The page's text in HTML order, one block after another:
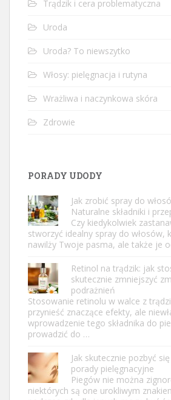
Trądzik i cera problematyczna
Uroda
Uroda? To niewszytko
Włosy: pielęgnacja i rutyna
Wrażliwa i naczynkowa skóra
Zdrowie
PORADY UDODY
Jak zrobić spray do
Naturalne składniki i
Czy kiedykolwiek
stworzyć idealny spray do włosów,
nawilży Twoje pasma, ale także je
Retinol na trądzik: jak
skutecznie zmniejszyć
podrażnień
Stosowanie retinolu w walce z
przynieść znaczące efekty, ale
wprowadzenie tego składnika do
prowadzić do …
Jak skutecznie pozbyć
porady pielęgnacyjne
Piegów nie można
niektórych są one urokliwym